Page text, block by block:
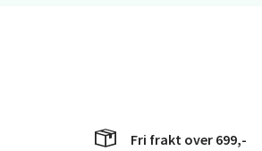
Fri frakt over 699,-
Åpent i dag 10-21